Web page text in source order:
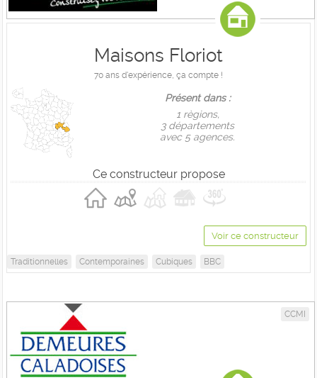
Maisons Floriot
70 ans d'expérience, ça compte !
Présent dans :
1 règions,
3 départements
avec 5 agences.
Ce constructeur propose
Voir ce constructeur
Traditionnelles Contemporaines Cubiques BBC
CCMI